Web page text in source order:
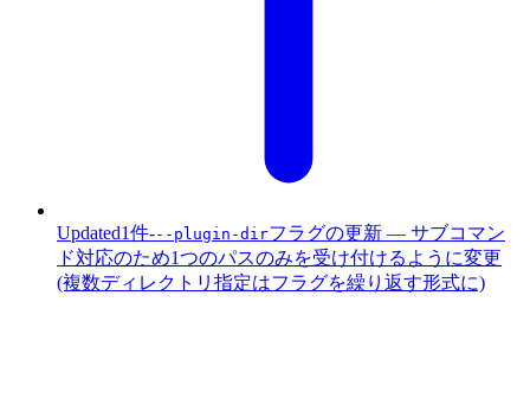
Updated1件---plugin-dirフラグの更新 — サブコマン
ド対応のため1つのパスのみを受け付けるように変更
(複数ディレクトリ指定はフラグを繰り返す形式に)